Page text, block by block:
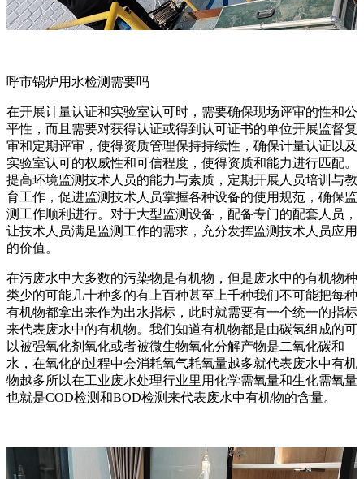
呼市锅炉用水检测需要吗
在开展计量认证和实验室认可时，需要确保现场评审的性和公
平性，而且需要对获得认证或得到认可证书的单位开展监督复
审和定期评审，使得资质管理保持持续性，确保计量认证以及
实验室认可的权威性和可信程度，使得资质和能力进行匹配。
提高环境监测技术人员的能力与素质，定期开展人员培训与教
育工作，促进监测技术人员掌握各种设备的使用规范，确保监
测工作顺利进行。对于大型监测设备，配备专门的配套人员，
让技术人员满足监测工作的需求，充分发挥监测技术人员应用
的价值。
在污废水中大多数的污染物是有机物，但是废水中的有机物种
类少的可能几十种多的有上百种甚至上千种我们不可能把每种
有机物都拿出来作为出水指标，此时就需要有一个统一的指标
来代表废水中的有机物。我们知道有机物都是由碳氢组成的可
以被强氧化剂氧化或者被微生物氧化分解产物是二氧化碳和
水，在氧化的过程中会消耗氧气耗氧量越多就代表废水中有机
物越多所以在工业废水处理行业里用化学需氧量和生化需氧量
也就是COD检测和BOD检测来代表废水中有机物的含量。